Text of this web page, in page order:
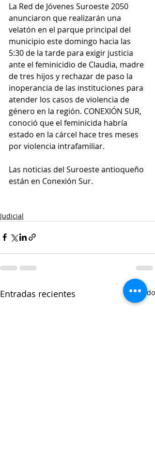
La Red de Jóvenes Suroeste 2050
anunciaron que realizarán una
velatón en el parque principal del
municipio este domingo hacia las
5:30 de la tarde para exigir justicia
ante el feminicidio de Claudia, madre
de tres hijos y rechazar de paso la
inoperancia de las instituciones para
atender los casos de violencia de
género en la región. CONEXIÓN SUR,
conoció que el feminicida habría
estado en la cárcel hace tres meses
por violencia intrafamiliar.
Las noticias del Suroeste antioqueño
están en Conexión Sur.
Judicial
Entradas recientes Ver todo